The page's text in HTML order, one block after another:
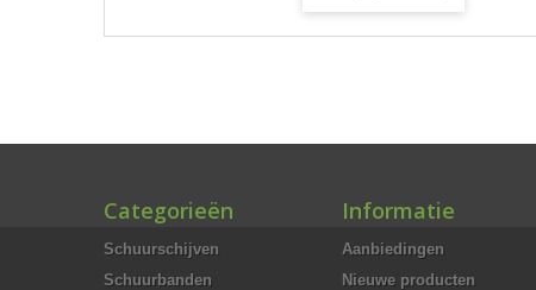
Categorieën
Schuurschijven
Schuurbanden
Informatie
Aanbiedingen
Nieuwe producten